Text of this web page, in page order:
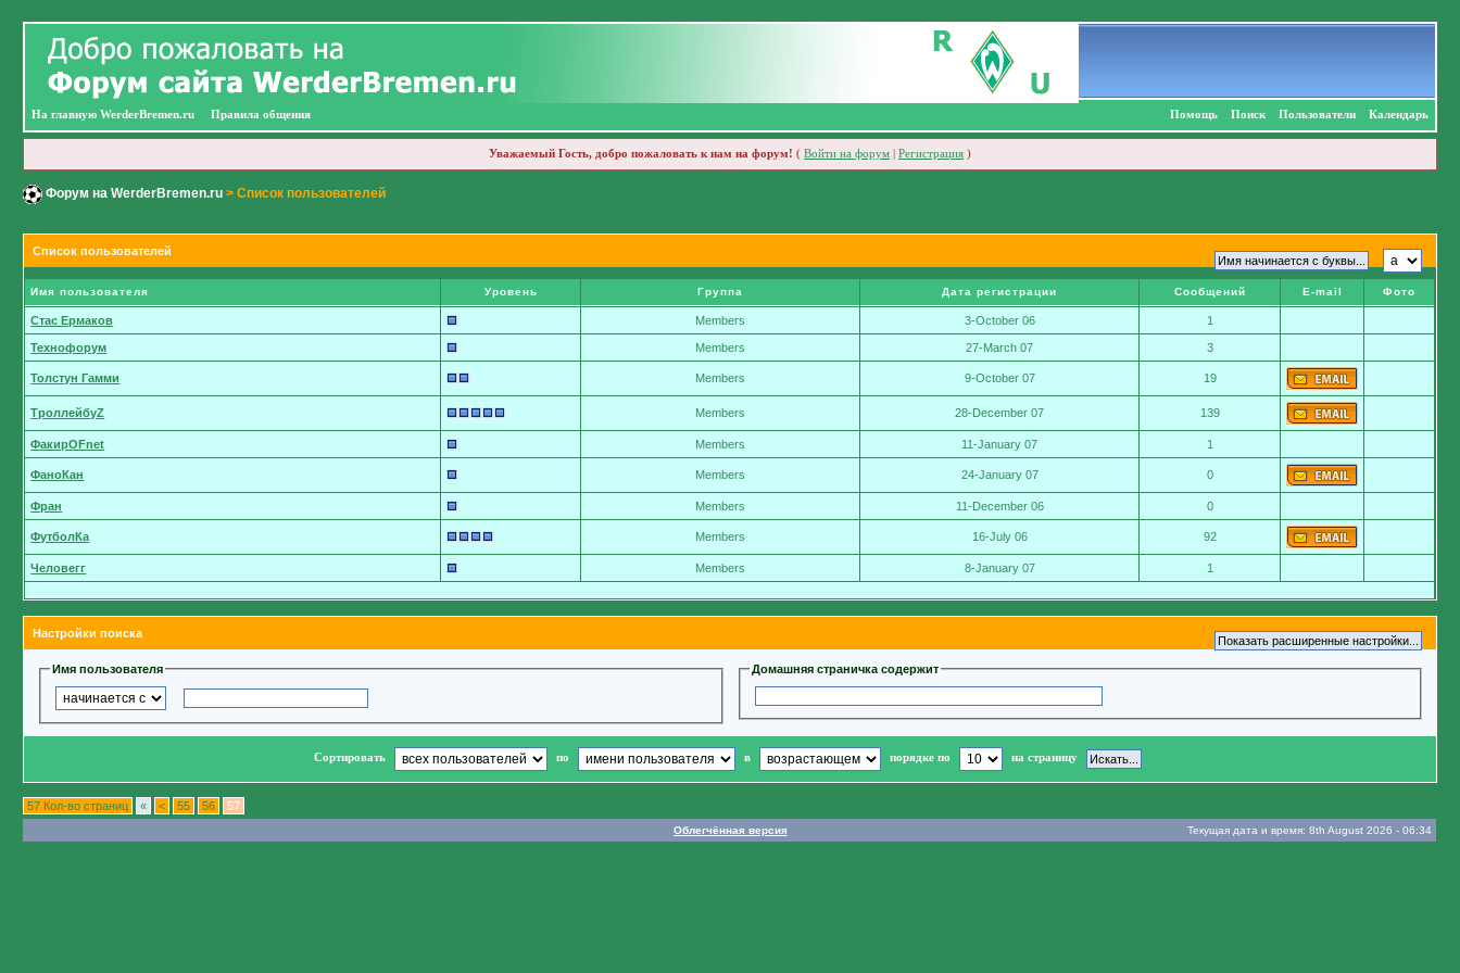
На главную WerderBremen.ru Правила общения Помощь Поиск Пользователи Календарь
Уважаемый Гость, добро пожаловать к нам на форум! ( Войти на форум Регистрация )
Форум на WerderBremen.ru > Список пользователей
Список пользователей
Имя пользователя Уровень Группа Дата регистрации Сообщений E-mail Фото
Стас Ермаков Members 3-October 06 1
Технофорум Members 27-March 07 3
Толстун Гамми Members 9-October 07 19
ТроллейбуZ Members 28-December 07 139
ФакирOFnet Members 11-January 07 1
ФаноКан Members 24-January 07 0
Фран Members 11-December 06 0
ФутболКа Members 16-July 06 92
Человегг Members 8-January 07 1
Настройки поиска
Имя пользователя Домашняя страничка содержит
Сортировать по в порядке по на страницу
57 Кол-во страниц « < 55 56 57
Облегчённая версия Текущая дата и время: 8th August 2026 - 06:34